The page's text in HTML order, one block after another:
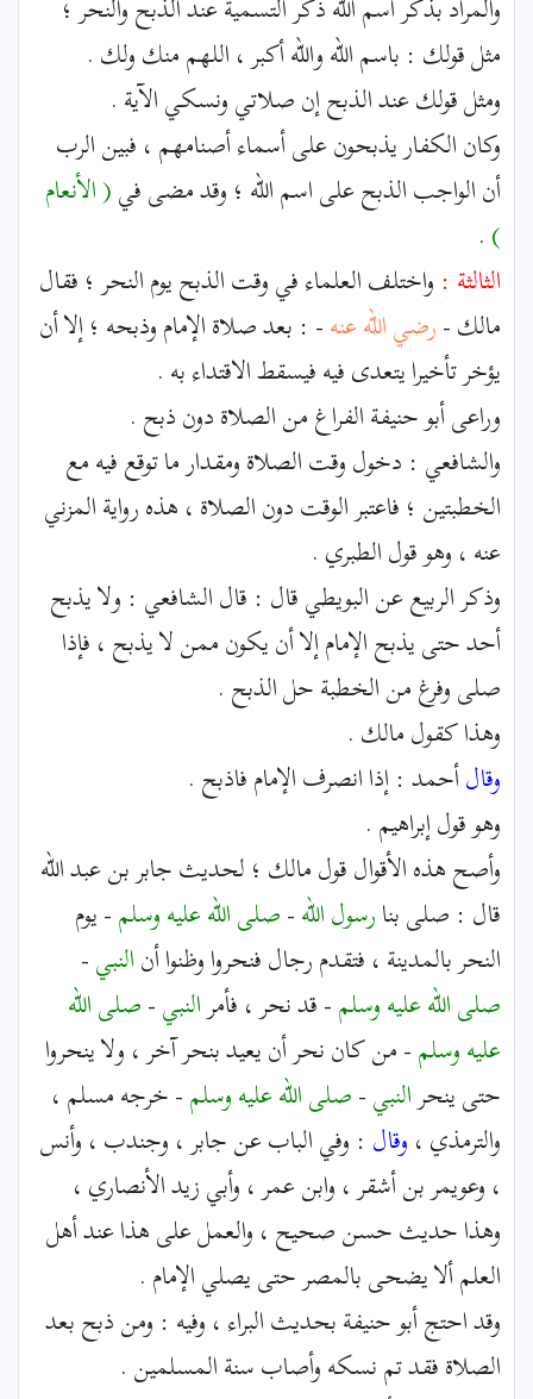
مثل قولك : باسم الله والله أكبر ، اللهم منك ولك .
ومثل قولك عند الذبح إن صلاتي ونسكي الآية .
وكان الكفار يذبحون على أسماء أصنامهم ، فبين الرب
أن الواجب الذبح على اسم الله ؛ وقد مضى في( الأنعام
)
.
الثالثة : واختلف العلماء في وقت الذبح يوم النحر ؛ فقال
مالك -رضي الله عنه- : بعد صلاة الإمام وذبحه ؛ إلا أن
يؤخر تأخيرا يتعدى فيه فيسقط الاقتداء به .
وراعى أبو حنيفة الفراغ من الصلاة دون ذبح .
والشافعي : دخول وقت الصلاة ومقدار ما توقع فيه مع
الخطبتين ؛ فاعتبر الوقت دون الصلاة ، هذه رواية المزني
عنه ، وهو قول الطبري .
وذكر الربيع عن البويطي قال : قال الشافعي : ولا يذبح
أحد حتى يذبح الإمام إلا أن يكون ممن لا يذبح ، فإذا
صلى وفرغ من الخطبة حل الذبح .
وهذا كقول مالك .
وقالأحمد : إذا انصرف الإمام فاذبح .
وهو قول إبراهيم .
وأصح هذه الأقوال قول مالك ؛ لحديث جابر بن عبد الله
قال : صلى بنارسول الله-صلى الله عليه وسلم- يوم
النحر بالمدينة ، فتقدم رجال فنحروا وظنوا أنالنبي-
صلى الله عليه وسلم- قد نحر ، فأمرالنبي-صلى الله
عليه وسلم- من كان نحر أن يعيد بنحر آخر ، ولا ينحروا
حتى ينحرالنبي-صلى الله عليه وسلم- خرجه مسلم ،
والترمذي ،وقال : وفي الباب عن جابر ، وجندب ، وأنس
، وعويمر بن أشقر ، وابن عمر ، وأبي زيد الأنصاري ،
وهذا حديث حسن صحيح ، والعمل على هذا عند أهل
العلم ألا يضحى بالمصر حتى يصلي الإمام .
وقد احتج أبو حنيفة بحديث البراء ، وفيه : ومن ذبح بعد
الصلاة فقد تم نسكه وأصاب سنة المسلمين .